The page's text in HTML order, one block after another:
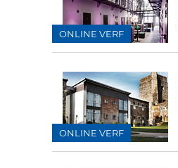
ONLINE VERF
ONLINE VERF